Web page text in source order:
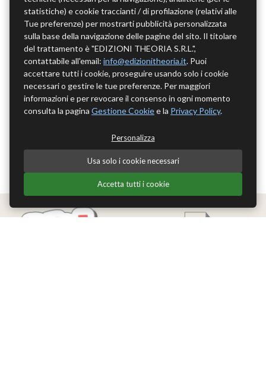
statistiche) e cookie traccianti / di profilazione (relativi alle
Tue preferenze) per mostrarti pubblicità personalizzata
sulla base della navigazione delle pagine del sito. Il titolare
del trattamento è "EDIZIONI THEORIA S.R.L.",
contattabile all'email: info@edizionitheoria.it. Puoi
accettare tutti i cookie, proseguire usando solo i cookie
necessari o gestire le tue preferenze. Per maggiori
informazioni e per revocare il consenso in ogni momento
consulta la pagina Gestione Cookiee la Privacy Policy.
Personalizza
Usa solo i cookie necessari
Accetta tutti i cookie